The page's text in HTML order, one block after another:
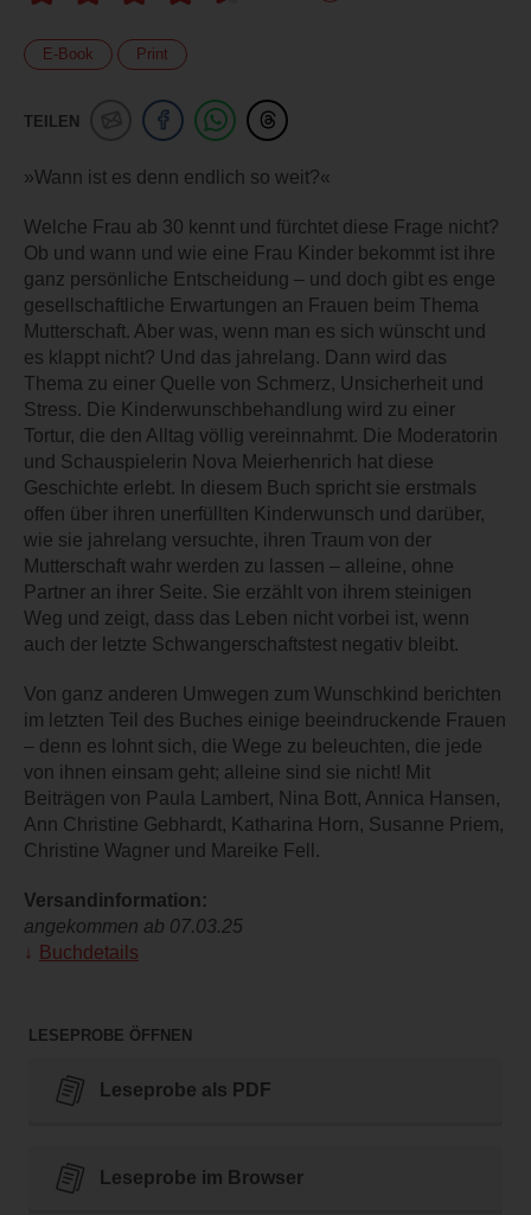
E-Book Print
TEILEN
»Wann ist es denn endlich so weit?«
Welche Frau ab 30 kennt und fürchtet diese Frage nicht?
Ob und wann und wie eine Frau Kinder bekommt ist ihre
ganz persönliche Entscheidung – und doch gibt es enge
gesellschaftliche Erwartungen an Frauen beim Thema
Mutterschaft. Aber was, wenn man es sich wünscht und
es klappt nicht? Und das jahrelang. Dann wird das
Thema zu einer Quelle von Schmerz, Unsicherheit und
Stress. Die Kinderwunschbehandlung wird zu einer
Tortur, die den Alltag völlig vereinnahmt. Die Moderatorin
und Schauspielerin Nova Meierhenrich hat diese
Geschichte erlebt. In diesem Buch spricht sie erstmals
offen über ihren unerfüllten Kinderwunsch und darüber,
wie sie jahrelang versuchte, ihren Traum von der
Mutterschaft wahr werden zu lassen – alleine, ohne
Partner an ihrer Seite. Sie erzählt von ihrem steinigen
Weg und zeigt, dass das Leben nicht vorbei ist, wenn
auch der letzte Schwangerschaftstest negativ bleibt.
Von ganz anderen Umwegen zum Wunschkind berichten
im letzten Teil des Buches einige beeindruckende Frauen
– denn es lohnt sich, die Wege zu beleuchten, die jede
von ihnen einsam geht; alleine sind sie nicht! Mit
Beiträgen von Paula Lambert, Nina Bott, Annica Hansen,
Ann Christine Gebhardt, Katharina Horn, Susanne Priem,
Christine Wagner und Mareike Fell.
Versandinformation:
angekommen ab 07.03.25
Buchdetails
LESEPROBE ÖFFNEN
Leseprobe als PDF
Leseprobe im Browser